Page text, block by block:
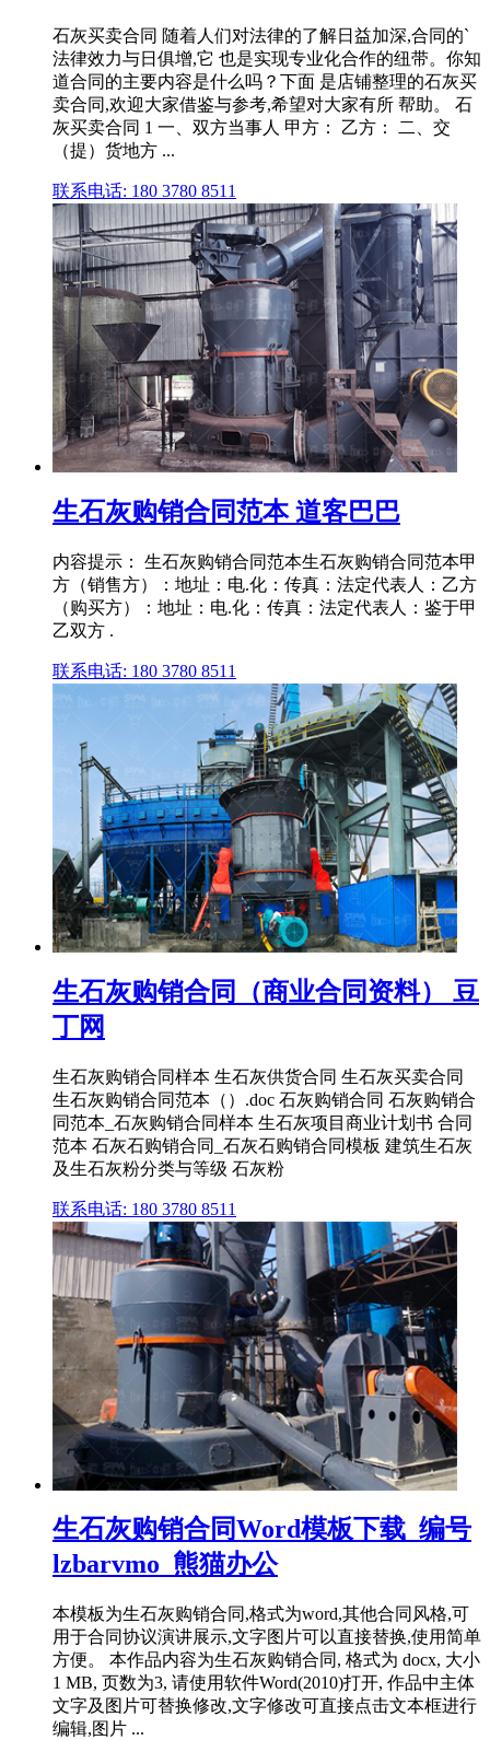
石灰买卖合同 随着人们对法律的了解日益加深,合同的`
法律效力与日俱增,它 也是实现专业化合作的纽带。你知
道合同的主要内容是什么吗？下面 是店铺整理的石灰买
卖合同,欢迎大家借鉴与参考,希望对大家有所 帮助。 石
灰买卖合同 1 一、双方当事人 甲方： 乙方： 二、交
（提）货地方 ...
联系电话: 180 3780 8511
生石灰购销合同范本 道客巴巴
内容提示： 生石灰购销合同范本生石灰购销合同范本甲
方（销售方）：地址：电.化：传真：法定代表人：乙方
（购买方）：地址：电.化：传真：法定代表人：鉴于甲
乙双方 .
联系电话: 180 3780 8511
生石灰购销合同（商业合同资料） 豆
丁网
生石灰购销合同样本 生石灰供货合同 生石灰买卖合同
生石灰购销合同范本（）.doc 石灰购销合同 石灰购销合
同范本_石灰购销合同样本 生石灰项目商业计划书 合同
范本 石灰石购销合同_石灰石购销合同模板 建筑生石灰
及生石灰粉分类与等级 石灰粉
联系电话: 180 3780 8511
生石灰购销合同Word模板下载_编号
lzbarvmo_熊猫办公
本模板为生石灰购销合同,格式为word,其他合同风格,可
用于合同协议演讲展示,文字图片可以直接替换,使用简单
方便。 本作品内容为生石灰购销合同, 格式为 docx, 大小
1 MB, 页数为3, 请使用软件Word(2010)打开, 作品中主体
文字及图片可替换修改,文字修改可直接点击文本框进行
编辑,图片 ...